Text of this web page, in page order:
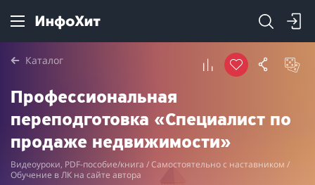
Каталог
Профессиональная
переподготовка «Специалист по
продаже недвижимости»
Видеоуроки, PDF-пособие/книга / Самостоятельно с наставником /
Обучение в ЛК на сайте автора